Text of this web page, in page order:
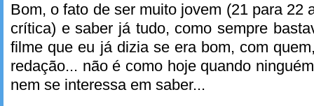
Bom, o fato de ser muito jovem (21 para 22
crítica) e saber já tudo, como sempre
filme que eu já dizia se era bom, com
redação... não é como hoje quando
nem se interessa em saber...